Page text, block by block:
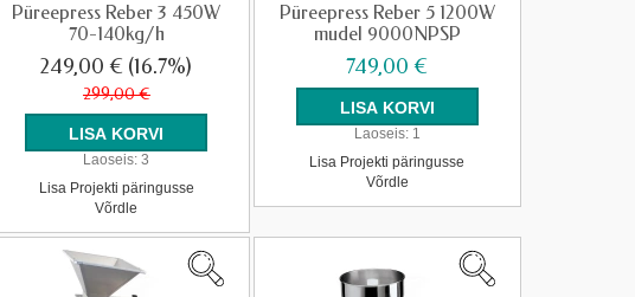
Püreepress Reber 3 450W
70-140kg/h
249,00 € (16.7%)
299,00 €
Laoseis: 3
Lisa Projekti päringusse
Võrdle
Püreepress Reber 5 1200W
mudel 9000NPSP
749,00 €
Laoseis:1
Lisa Projekti päringusse
Võrdle